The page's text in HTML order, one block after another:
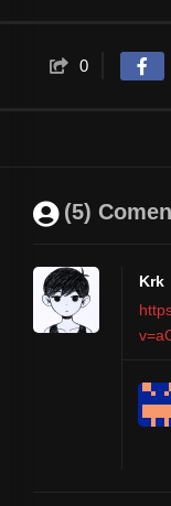
0
(5)
Krk